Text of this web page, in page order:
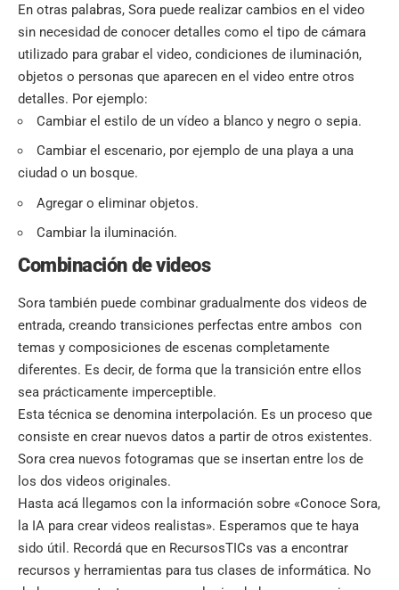
En otras palabras, Sora puede realizar cambios en el video
sin necesidad de conocer detalles como el tipo de cámara
utilizado para grabar el video, condiciones de iluminación,
objetos o personas que aparecen en el video entre otros
detalles. Por ejemplo:
Cambiar el estilo de un vídeo a blanco y negro o sepia.
Cambiar el escenario, por ejemplo de una playa a una
ciudad o un bosque.
Agregar o eliminar objetos.
Cambiar la iluminación.
Combinación de videos
Sora también puede combinar gradualmente dos videos de
entrada, creando transiciones perfectas entre ambos con
temas y composiciones de escenas completamente
diferentes. Es decir, de forma que la transición entre ellos
sea prácticamente imperceptible.
Esta técnica se denomina interpolación. Es un proceso que
consiste en crear nuevos datos a partir de otros existentes.
Sora crea nuevos fotogramas que se insertan entre los de
los dos videos originales.
Hasta acá llegamos con la información sobre «Conoce Sora,
la IA para crear videos realistas». Esperamos que te haya
sido útil. Recordá que en RecursosTICs vas a encontrar
recursos y herramientas para tus clases de informática. No